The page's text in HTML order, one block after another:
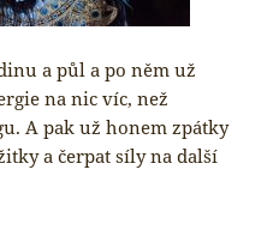
a půl a po něm už
na nic víc, než
A pak už honem zpátky
a čerpat síly na další